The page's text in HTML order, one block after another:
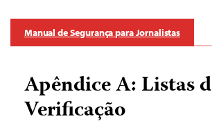
Manual de Segurança para Jornalistas
Apêndice A: Listas
Verificação